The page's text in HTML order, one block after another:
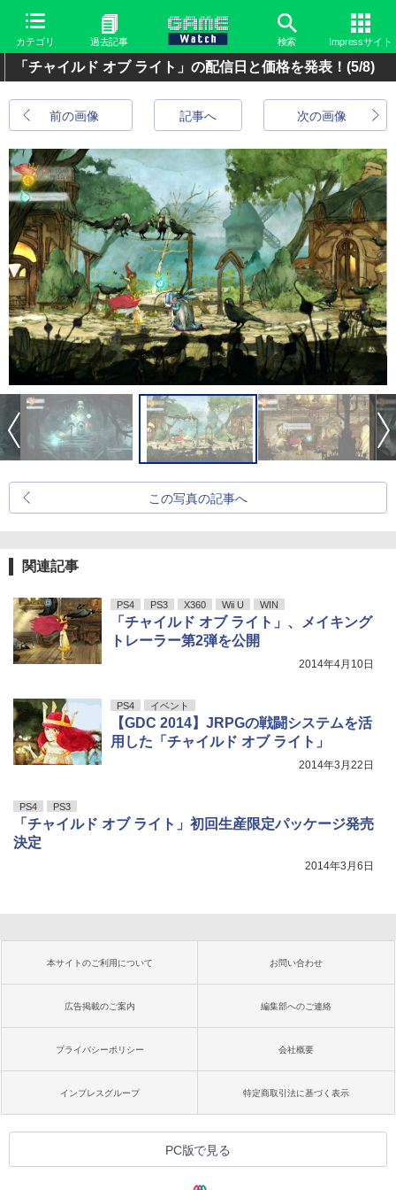
カテゴリ 過去記事 検索 Impressサイト
「チャイルド オブ ライト」の配信日と価格を発表！ (5/8)
前の画像 次の画像
記事へ
この写真の記事へ
関連記事
PS4 PS3 X360 Wii U WIN
「チャイルド オブ ライト」、メイキング
トレーラー第2弾を公開
2014年4月10日
PS4 イベント
【GDC 2014】JRPGの戦闘システムを活
用した「チャイルド オブ ライト」
2014年3月22日
PS4 PS3
「チャイルド オブ ライト」初回生産限定パッケージ発売
決定
2014年3月6日
本サイトのご利用について お問い合わせ
広告掲載のご案内 編集部へのご連絡
プライバシーポリシー 会社概要
インプレスグループ 特定商取引法に基づく表示
PC版で見る